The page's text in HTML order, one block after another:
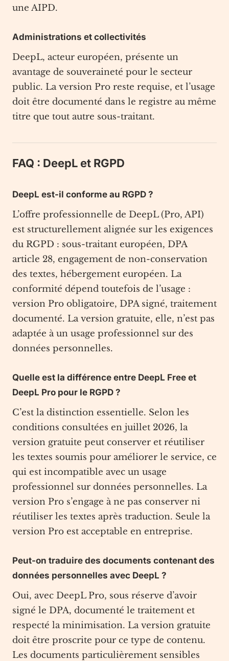
une AIPD.
Administrations et collectivités
DeepL, acteur européen, présente un
avantage de souveraineté pour le secteur
public. La version Pro reste requise, et l’usage
doit être documenté dans le registre au même
titre que tout autre sous-traitant.
FAQ : DeepL et RGPD
DeepL est-il conforme au RGPD ?
L’offre professionnelle de DeepL (Pro, API)
est structurellement alignée sur les exigences
du RGPD : sous-traitant européen, DPA
article 28, engagement de non-conservation
des textes, hébergement européen. La
conformité dépend toutefois de l’usage :
version Pro obligatoire, DPA signé, traitement
documenté. La version gratuite, elle, n’est pas
adaptée à un usage professionnel sur des
données personnelles.
Quelle est la différence entre DeepL Free et
DeepL Pro pour le RGPD ?
C’est la distinction essentielle. Selon les
conditions consultées en juillet 2026, la
version gratuite peut conserver et réutiliser
les textes soumis pour améliorer le service, ce
qui est incompatible avec un usage
professionnel sur données personnelles. La
version Pro s’engage à ne pas conserver ni
réutiliser les textes après traduction. Seule la
version Pro est acceptable en entreprise.
Peut-on traduire des documents contenant des
données personnelles avec DeepL ?
Oui, avec DeepL Pro, sous réserve d’avoir
signé le DPA, documenté le traitement et
respecté la minimisation. La version gratuite
doit être proscrite pour ce type de contenu.
Les documents particulièrement sensibles